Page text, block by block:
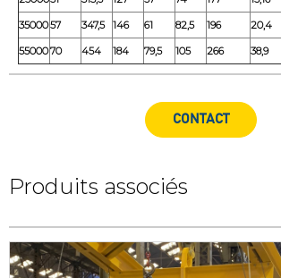
3500057 347,5 146 61 82,5 196 20,4
5500070 454 184 79,5 105 266 38,9
CONTACT
Produits associés